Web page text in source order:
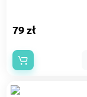
79 zł